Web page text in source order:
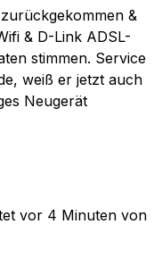
&
& D-Link ADSL-
stimmen. Service
weiß er jetzt auch
Neugerät
vor 4 Minuten von